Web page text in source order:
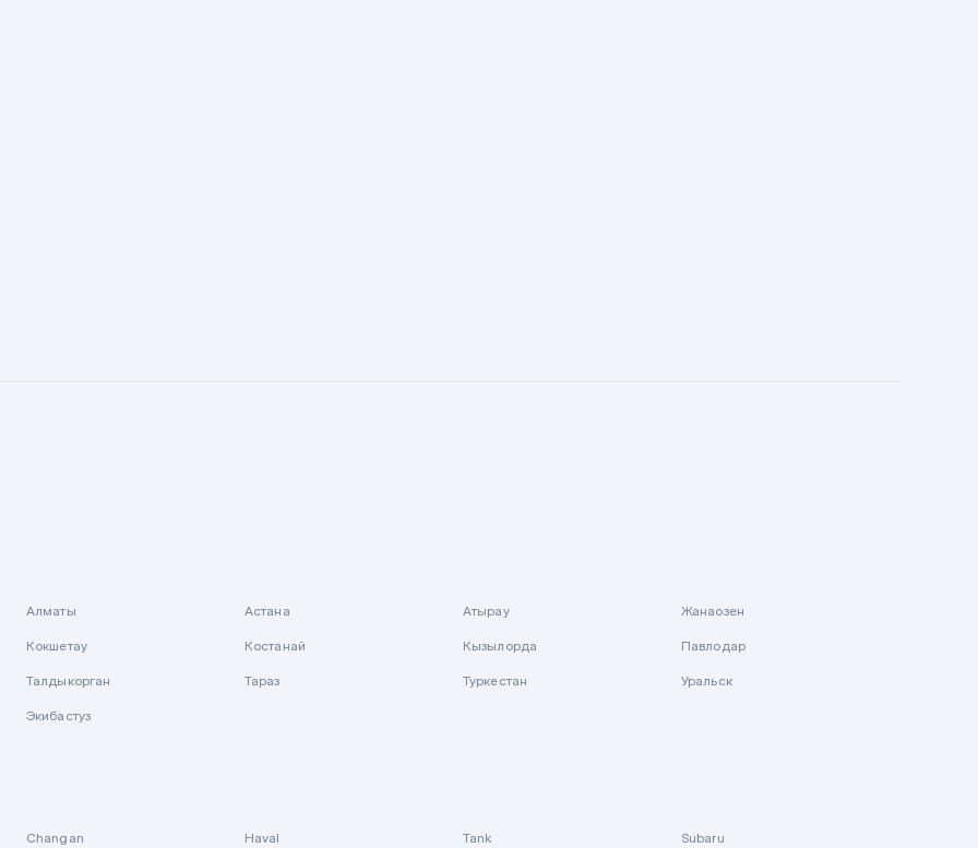
Алматы Астана Атырау Жанаозен
Кокшетау Костанай Кызылорда Павлодар
Талдыкорган Тараз Туркестан Уральск
Экибастуз
Changan Haval Tank Subaru